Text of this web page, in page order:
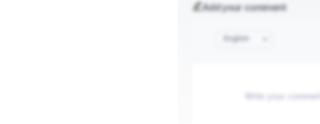
Add your comment
English